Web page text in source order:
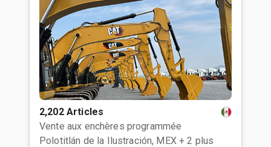
2,202 Articles
Vente aux enchères programmée
Polotitlán de la Ilustración, MEX + 2 plus